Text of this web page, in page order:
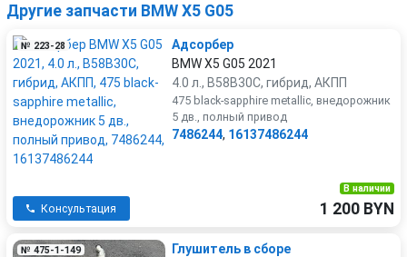
Другие запчасти BMW X5 G05
№ 223-28
Адсорбер
BMW X5 G05 2021
4.0 л., B58B30C, гибрид, АКПП
475 black-sapphire metallic, внедорожник
5 дв., полный привод
7486244, 16137486244
Консультация
В наличии
1 200 BYN
№ 475-1-149
Глушитель в сборе